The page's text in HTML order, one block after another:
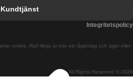
Budapest till Bratislava All Rights Reserved © 2026
online. Rail Ninja är inte ett tågbolag och äger eller
Kundtjänst
Integritetspolicy